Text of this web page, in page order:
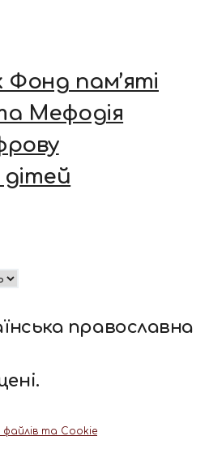
Фонд пам’яті
Мефодія
православна
файлів та Cookie